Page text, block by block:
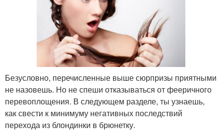
Безусловно, перечисленные выше сюрпризы приятными
не назовешь. Но не спеши отказываться от фееричного
перевоплощения. В следующем разделе, ты узнаешь,
как свести к минимуму негативных последствий
перехода из блондинки в брюнетку.